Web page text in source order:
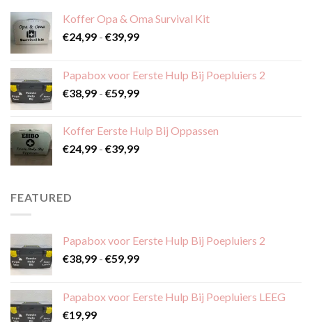
Koffer Opa & Oma Survival Kit
€24,99 - €39,99Prijsklasse:
€39,99
Papabox voor Eerste Hulp Bij Poepluiers 2
€38,99 - €59,99Prijsklasse:
€59,99
Koffer Eerste Hulp Bij Oppassen
€24,99 - €39,99Prijsklasse:
FEATURED
Papabox voor Eerste Hulp Bij Poepluiers 2
€38,99 - €59,99Prijsklasse:
€59,99
Papabox voor Eerste Hulp Bij Poepluiers LEEG
€19,99